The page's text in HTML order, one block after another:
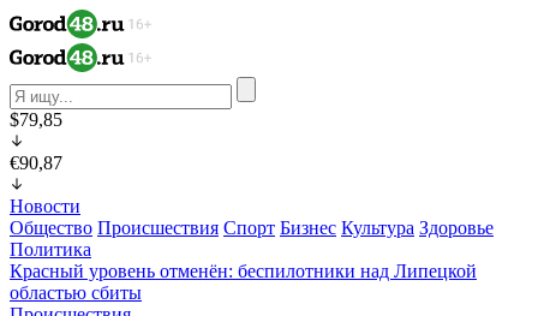
$79,85
€90,87
Новости
Общество Происшествия Спорт Бизнес Культура Здоровье
Политика
Красный уровень отменён: беспилотники над Липецкой
областью сбиты